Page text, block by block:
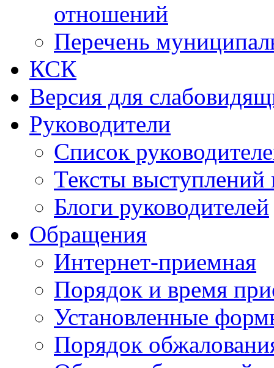
отношений
Перечень
КСК
Версия для
Руководители
Список
Тексты выступлений
Блоги руководителей
Обращения
Интернет-приемная
Порядок и время
Установленные
Порядок